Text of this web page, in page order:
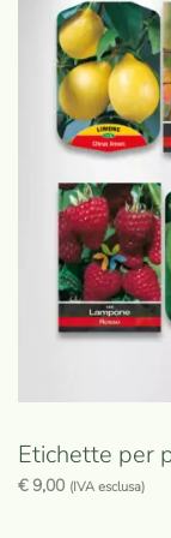
Etichette per
€9,00 (IVA esclusa)